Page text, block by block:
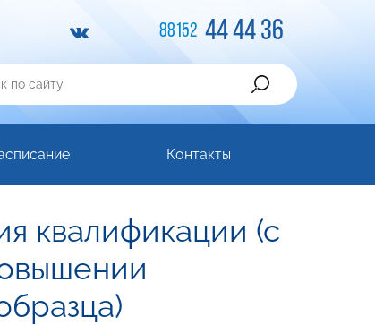
88152 44 44 36
Контакты
квалификации (с